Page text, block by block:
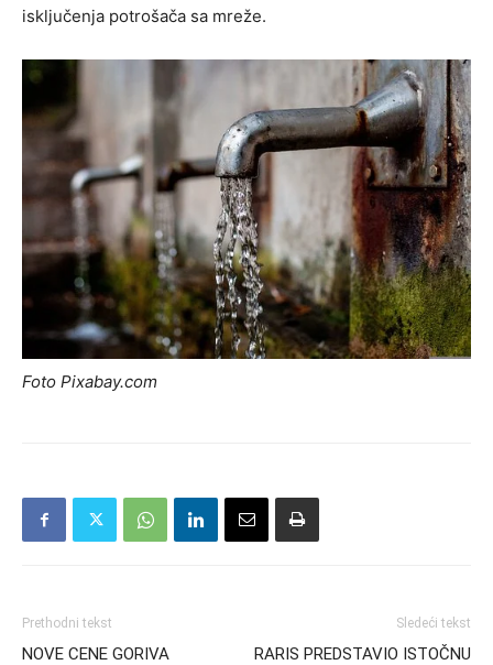
isključenja potrošača sa mreže.
Foto Pixabay.com
Prethodni tekst
NOVE CENE GORIVA
Sledeći tekst
RARIS PREDSTAVIO ISTOČNU